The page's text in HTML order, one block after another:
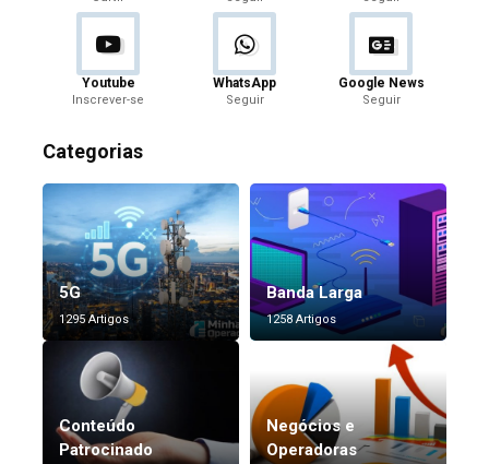
Youtube
Inscrever-se
WhatsApp
Seguir
Google News
Seguir
Categorias
5G
1295 Artigos
Banda Larga
1258 Artigos
Conteúdo
Patrocinado
Negócios e
Operadoras